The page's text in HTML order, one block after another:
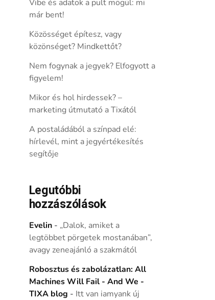
Vibe és adatok a pult mögül: mi
már bent!
Közösséget építesz, vagy
közönséget? Mindkettőt?
Nem fogynak a jegyek? Elfogyott a
figyelem!
Mikor és hol hirdessek? –
marketing útmutató a Tixától
A postaládából a színpad elé:
hírlevél, mint a jegyértékesítés
segítője
Legutóbbi
hozzászólások
Evelin- „Dalok, amiket a
legtöbbet pörgetek mostanában”,
avagy zeneajánló a szakmától
Robosztus és zabolázatlan: All
Machines Will Fail - And We -
TIXA blog - Itt van iamyank új